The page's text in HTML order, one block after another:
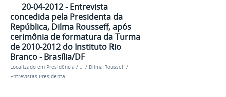
20-04-2012 - Entrevista
concedida pela Presidenta da
República, Dilma Rousseff, após
cerimônia de formatura da Turma
de 2010-2012 do Instituto Rio
Branco - Brasília/DF
Localizado em Presidência / … / Dilma Rousseff /
Entrevistas Presidenta